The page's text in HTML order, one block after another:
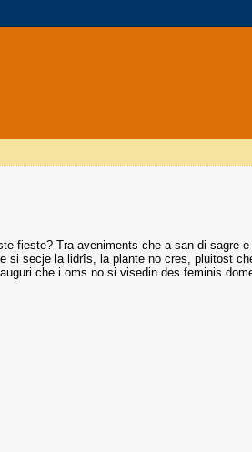
fieste? Tra aveniments che a san di sagre
si secje la lidrîs, la plante no cres, pluitost
che i oms no si visedin des feminis